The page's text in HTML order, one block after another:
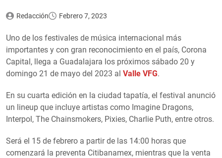
Redacción Febrero 7, 2023
Uno de los festivales de música internacional más
importantes y con gran reconocimiento en el país, Corona
Capital, llega a Guadalajara los próximos sábado 20 y
domingo 21 de mayo del 2023 al Valle VFG.
En su cuarta edición en la ciudad tapatía, el festival anunció
un lineup que incluye artistas como Imagine Dragons,
Interpol, The Chainsmokers, Pixies, Charlie Puth, entre otros.
Será el 15 de febrero a partir de las 14:00 horas que
comenzará la preventa Citibanamex, mientras que la venta